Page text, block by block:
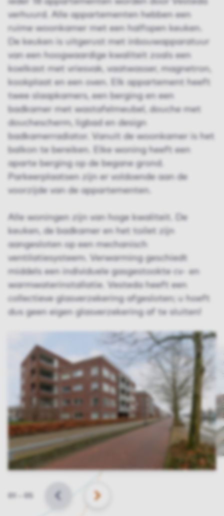
verhuurd. Alle appartementen hebben een
ruime woonkamer met een halfopen keuken.
De keuken is uitgerust met inbouwapparatuur
van een hoogwaardige kwaliteit zoals een
koelkast met vriesvak, vaatwasser, magnetron,
kookplaat en een oven. Elk appartement heeft
twee slaapkamers, een berging en een
badkamer met wastafelmeubel, douche met
douchescherm, ligbad en design
badkamerradiator. Vanuit de woonkamer is het
balkon te bereiken. Elke woning heeft een
aparte berging op de begane grond.
Parkeerplaatsen zijn er voldoende aan de
voorzijde van de appartementen.
Alle woningen zijn van hoge kwaliteit. De
keuken, de badkamer en het toilet zijn
aangesloten op een mechanisch
ventilatiesysteem. Verwarming geschiedt
middels een individuele gasgestookte cv- en
warmwaterinstallatie. Vesteda heeft een
collectieve glasverzekering afgesloten; u hoeft
dus geen eigen glasverzekering af te sluiten!
Slide
VORIGE VOLGENDE